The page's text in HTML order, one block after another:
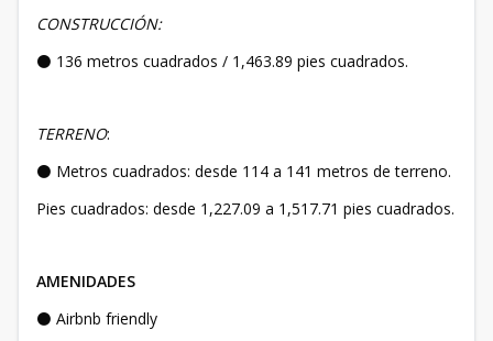
CONSTRUCCIÓN:
⚫ 136 metros cuadrados / 1,463.89 pies cuadrados.
TERRENO:
⚫ Metros cuadrados: desde 114 a 141 metros de terreno.
Pies cuadrados: desde 1,227.09 a 1,517.71 pies cuadrados.
AMENIDADES
⚫ Airbnb friendly